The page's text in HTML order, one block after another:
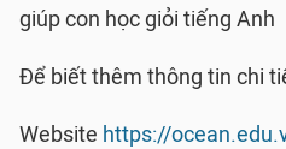
giúp con học giỏi tiếng Anh
Để biết thêm thông tin chi
Website https://